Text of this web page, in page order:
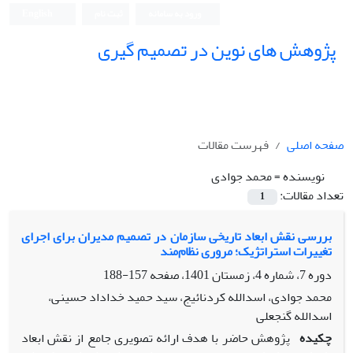
پژوهش های نوین در تصمیم گیری
صفحه اصلی
فهرست مقالات
نویسنده =محمد جوادی
تعداد مقالات:
1
بررسی نقش ابعاد تاریخی سازمان در تصمیم مدیران برای اجرای
تغییرات استراتژیک؛ مروری نظام‌مند
دوره 7، شماره 4، زمستان 1401، صفحه
157-188
محمد جوادی، اسدالله کردنائیج، سید حمید خداداد حسینی،
اسدالله گنجعلی
چکیده پژوهش حاضر با هدف ارائه تصویری جامع از نقش ابعاد